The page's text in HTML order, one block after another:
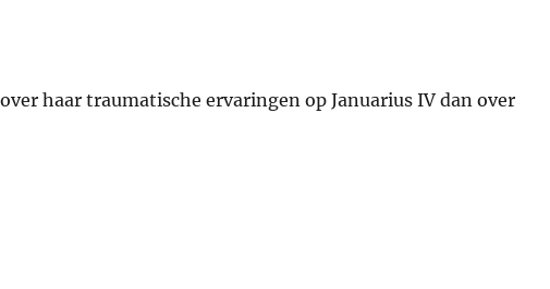
haar traumatische ervaringen op Januarius IV dan over